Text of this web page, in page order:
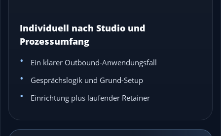
Individuell nach Studio und
Prozessumfang
Ein klarer Outbound-Anwendungsfall
Gesprächslogik und Grund-Setup
Einrichtung plus laufender Retainer